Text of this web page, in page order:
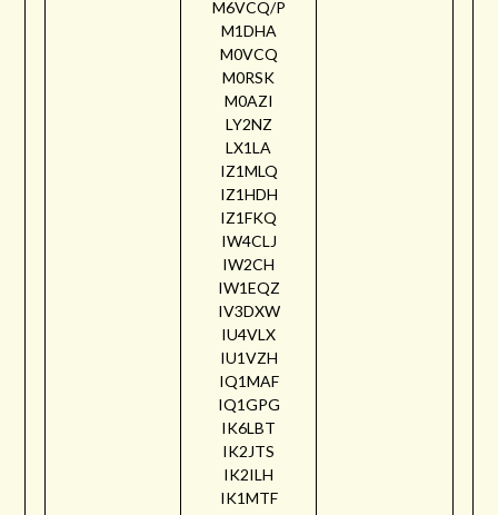
M6VCQ/P
M1DHA
M0VCQ
M0RSK
M0AZI
LY2NZ
LX1LA
IZ1MLQ
IZ1HDH
IZ1FKQ
IW4CLJ
IW2CH
IW1EQZ
IV3DXW
IU4VLX
IU1VZH
IQ1MAF
IQ1GPG
IK6LBT
IK2JTS
IK2ILH
IK1MTF